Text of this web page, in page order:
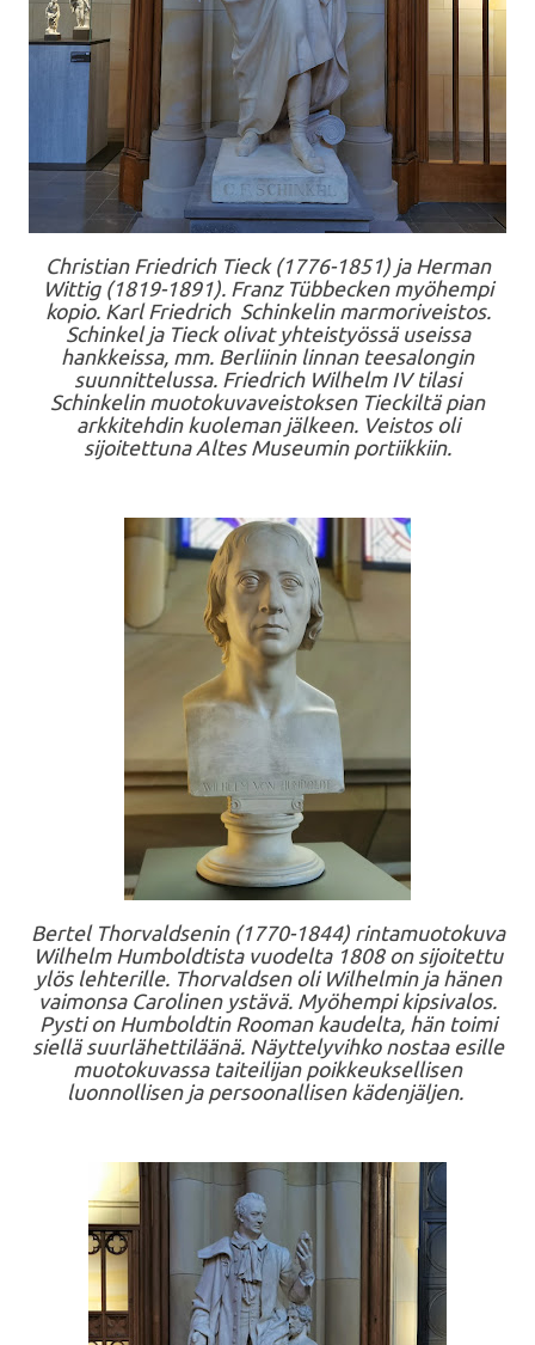
Christian Friedrich Tieck (1776-1851) ja Herman
Wittig (1819-1891). Franz Tübbecken myöhempi
kopio. Karl Friedrich Schinkelin marmoriveistos.
Schinkel ja Tieck olivat yhteistyössä useissa
hankkeissa, mm. Berliinin linnan teesalongin
suunnittelussa. Friedrich Wilhelm IV tilasi
Schinkelin muotokuvaveistoksen Tieckiltä pian
arkkitehdin kuoleman jälkeen. Veistos oli
sijoitettuna Altes Museumin portiikkiin.
Bertel Thorvaldsenin (1770-1844) rintamuotokuva
Wilhelm Humboldtista vuodelta 1808 on sijoitettu
ylös lehterille. Thorvaldsen oli Wilhelmin ja hänen
vaimonsa Carolinen ystävä. Myöhempi kipsivalos.
Pysti on Humboldtin Rooman kaudelta, hän toimi
siellä suurlähettiläänä. Näyttelyvihko nostaa esille
muotokuvassa taiteilijan poikkeuksellisen
luonnollisen ja persoonallisen kädenjäljen.